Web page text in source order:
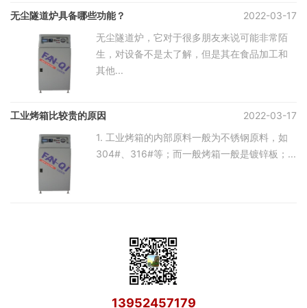
无尘隧道炉具备哪些功能？
2022-03-17
无尘隧道炉，它对于很多朋友来说可能非常陌
生，对设备不是太了解，但是其在食品加工和
其他...
工业烤箱比较贵的原因
2022-03-17
1. 工业烤箱的内部原料一般为不锈钢原料，如
304#、316#等；而一般烤箱一般是镀锌板；...
13952457179